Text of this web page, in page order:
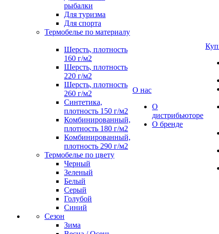
рыбалки
Для туризма
Для спорта
Термобелье по материалу
Шерсть, плотность
160 г/м2
Шерсть, плотность
220 г/м2
Шерсть, плотность
260 г/м2
Синтетика,
плотность 150 г/м2
Комбинированный,
плотность 180 г/м2
Комбинированный,
плотность 290 г/м2
Термобелье по цвету
Черный
Зеленый
Белый
Серый
Голубой
Синий
Сезон
Зима
О нас
О
дистрибьюторе
О бренде